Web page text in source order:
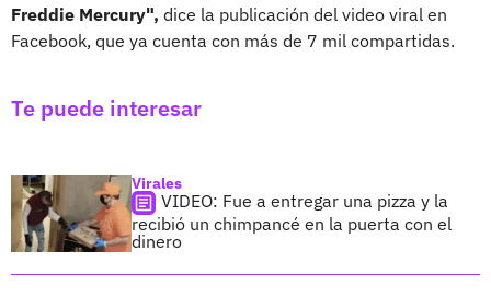
Freddie Mercury", dice la publicación del video viral en
Facebook, que ya cuenta con más de 7 mil compartidas.
Te puede interesar
Virales
VIDEO: Fue a entregar una pizza y la
recibió un chimpancé en la puerta con el
dinero